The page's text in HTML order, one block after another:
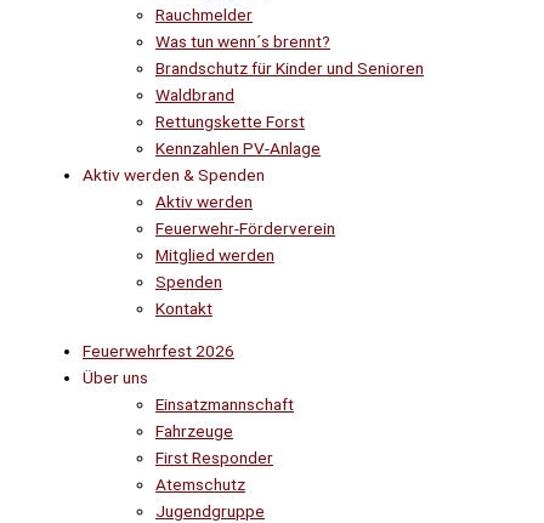
Rauchmelder
Was tun wenn´s brennt?
Brandschutz für Kinder und Senioren
Waldbrand
Rettungskette Forst
Kennzahlen PV-Anlage
Aktiv werden & Spenden
Aktiv werden
Feuerwehr-Förderverein
Mitglied werden
Spenden
Kontakt
Feuerwehrfest 2026
Über uns
Einsatzmannschaft
Fahrzeuge
First Responder
Atemschutz
Jugendgruppe